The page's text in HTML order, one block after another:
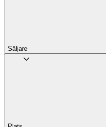
Säljare